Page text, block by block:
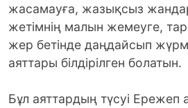
жасамауға, жазықсыз
жетімнің малын жемеуге,
жер бетінде даңдайсып
аяттары білдірілген болатын.
Бұл аяттардың түсуі